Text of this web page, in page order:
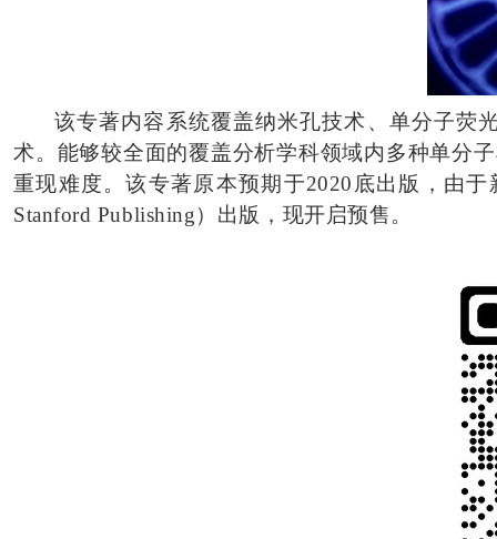
该专著内容系统覆盖纳米孔技术、单分子荧
术。能够较全面的覆盖分析学科领域内多种单分
重现难度。该专著原本预期于2020底出版，由
Stanford Publishing）出版，现开启预售。